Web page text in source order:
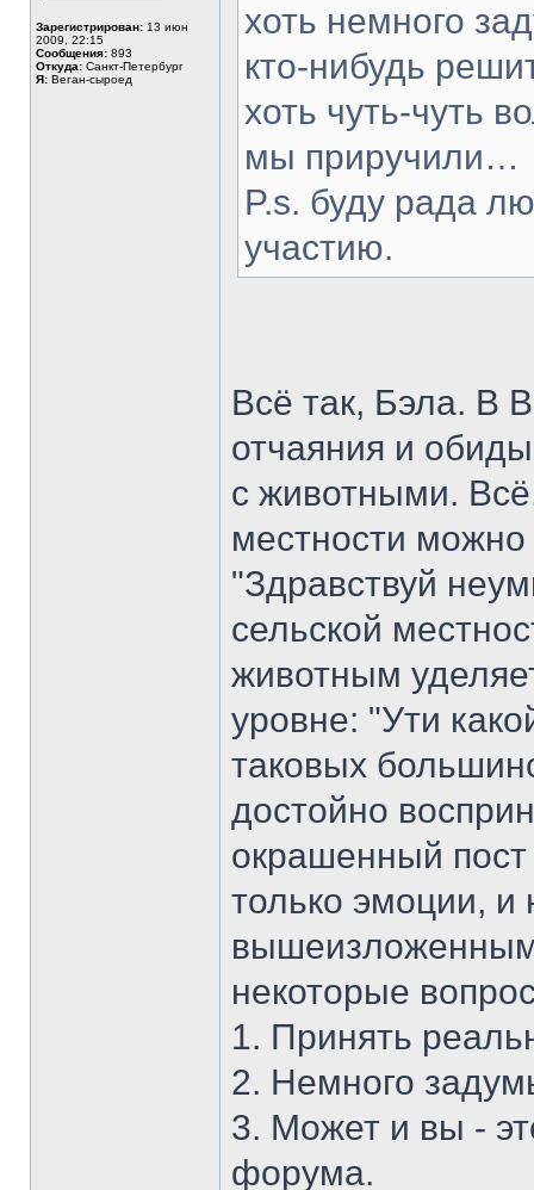
Зарегистрирован: 13 июн
2009, 22:15
Сообщения: 893
Откуда: Санкт-Петербург
Я: Веган-сыроед
хоть немного
кто-нибудь
хоть чуть-чуть
мы приручили…
P.s. буду рада
участию.
Всё так, Бэла. В
отчаяния и
с животными.
местности можно
"Здравствуй
сельской
животным
уровне: "Ути
таковых
достойно
окрашенный пост
только эмоции, и
некоторые
1. Принять
2. Немного
3. Может и вы -
форума.